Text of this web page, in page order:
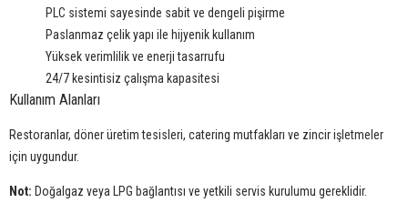
PLC sistemi sayesinde sabit ve dengeli pişirme
Paslanmaz çelik yapı ile hijyenik kullanım
Yüksek verimlilik ve enerji tasarrufu
24/7 kesintisiz çalışma kapasitesi
Kullanım Alanları
Restoranlar, döner üretim tesisleri, catering mutfakları ve zincir işletmeler
için uygundur.
Not: Doğalgaz veya LPG bağlantısı ve yetkili servis kurulumu gereklidir.